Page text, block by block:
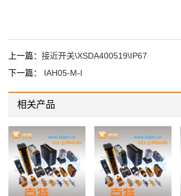
上一篇： 接近开关\XSDA400519\IP67
下一篇： IAH05-M-I
相关产品